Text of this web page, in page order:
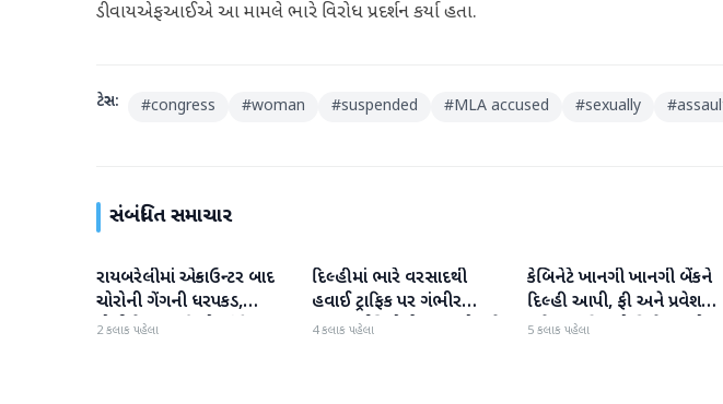
ડીવાયએફઆઈએ આ મામલે ભારે વિરોધ પ્રદર્શન કર્યા હતા.
ટેગ્સ: #congress #woman #suspended #MLA accused #sexually #
સંબંધિત સમાચાર
રાષ્ટ્રીય
રાયબરેલીમાં એન્કાઉન્ટર બાદ
ચોરોની ગેંગની ધરપકડ,
પોલીસે 12.4 કિલો ચાંદીના
2 કલાક પહેલા
રાષ્ટ્રીય
દિલ્હીમાં ભારે વરસાદથી
હવાઈ ટ્રાફિક પર ગંભીર
અસર; ઈન્ડિગોએ મુસાફરો માટે
4 કલાક પહેલા
રાષ્ટ્રીય
કેબિનેટે ખાનગી ખાનગી બેંકને
દિલ્હી આપી, ફી અને પ્રવેશ
માટે નવા નિયમો વિશે જાણો
5 કલાક પહેલા